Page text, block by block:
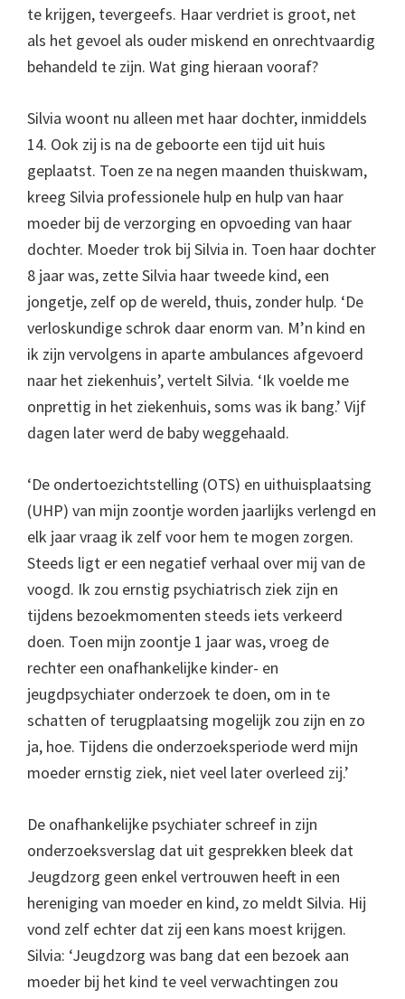
te krijgen, tevergeefs. Haar verdriet is groot, net
als het gevoel als ouder miskend en onrechtvaardig
behandeld te zijn. Wat ging hieraan vooraf?
Silvia woont nu alleen met haar dochter, inmiddels
14. Ook zij is na de geboorte een tijd uit huis
geplaatst. Toen ze na negen maanden thuiskwam,
kreeg Silvia professionele hulp en hulp van haar
moeder bij de verzorging en opvoeding van haar
dochter. Moeder trok bij Silvia in. Toen haar dochter
8 jaar was, zette Silvia haar tweede kind, een
jongetje, zelf op de wereld, thuis, zonder hulp. ‘De
verloskundige schrok daar enorm van. M’n kind en
ik zijn vervolgens in aparte ambulances afgevoerd
naar het ziekenhuis’, vertelt Silvia. ‘Ik voelde me
onprettig in het ziekenhuis, soms was ik bang.’ Vijf
dagen later werd de baby weggehaald.
‘De ondertoezichtstelling (OTS) en uithuisplaatsing
(UHP) van mijn zoontje worden jaarlijks verlengd en
elk jaar vraag ik zelf voor hem te mogen zorgen.
Steeds ligt er een negatief verhaal over mij van de
voogd. Ik zou ernstig psychiatrisch ziek zijn en
tijdens bezoekmomenten steeds iets verkeerd
doen. Toen mijn zoontje 1 jaar was, vroeg de
rechter een onafhankelijke kinder- en
jeugdpsychiater onderzoek te doen, om in te
schatten of terugplaatsing mogelijk zou zijn en zo
ja, hoe. Tijdens die onderzoeksperiode werd mijn
moeder ernstig ziek, niet veel later overleed zij.’
De onafhankelijke psychiater schreef in zijn
onderzoeksverslag dat uit gesprekken bleek dat
Jeugdzorg geen enkel vertrouwen heeft in een
hereniging van moeder en kind, zo meldt Silvia. Hij
vond zelf echter dat zij een kans moest krijgen.
Silvia: ‘Jeugdzorg was bang dat een bezoek aan
moeder bij het kind te veel verwachtingen zou